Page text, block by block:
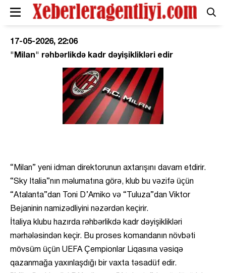
17-05-2026, 22:06
"Milan" rəhbərlikdə kadr dəyişiklikləri edir
“Milan” yeni idman direktorunun axtarışını davam etdirir.
“Sky Italia”nın məlumatına görə, klub bu vəzifə üçün
“Atalanta”dan Toni D’Amiko və “Tuluza”dan Viktor
Bejaninin namizədliyini nəzərdən keçirir.
İtaliya klubu hazırda rəhbərlikdə kadr dəyişiklikləri
mərhələsindən keçir. Bu proses komandanın növbəti
mövsüm üçün UEFA Çempionlar Liqasına vəsiqə
qazanmağa yaxınlaşdığı bir vaxta təsadüf edir.